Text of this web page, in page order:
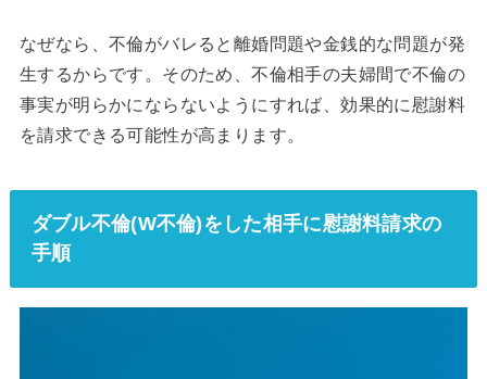
なぜなら、不倫がバレると離婚問題や金銭的な問題が発
生するからです。そのため、不倫相手の夫婦間で不倫の
事実が明らかにならないようにすれば、効果的に慰謝料
を請求できる可能性が高まります。
ダブル不倫(W不倫)をした相手に慰謝料請求の
手順